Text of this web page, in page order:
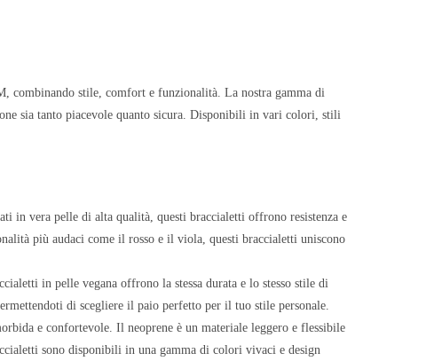
combinando stile, comfort e funzionalità. La nostra gamma di
sia tanto piacevole quanto sicura. Disponibili in vari colori, stili
in vera pelle di alta qualità, questi braccialetti offrono resistenza e
più audaci come il rosso e il viola, questi braccialetti uniscono
in pelle vegana offrono la stessa durata e lo stesso stile di
di scegliere il paio perfetto per il tuo stile personale.
e confortevole. Il neoprene è un materiale leggero e flessibile
sono disponibili in una gamma di colori vivaci e design